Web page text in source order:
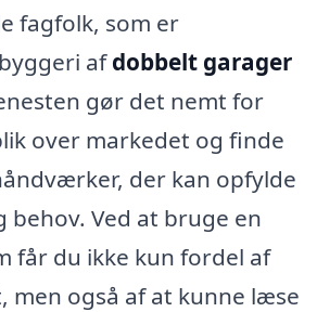
fagfolk, som er
afdobbelt garager
gør det nemt for
over markedet og finde
der kan opfylde
behov. Ved at bruge en
får du ikke kun fordel af
men også af at kunne læse